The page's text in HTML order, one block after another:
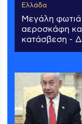
Ελλάδα
Μεγάλη φωτιά
αεροσκάφη
κατάσβεση -